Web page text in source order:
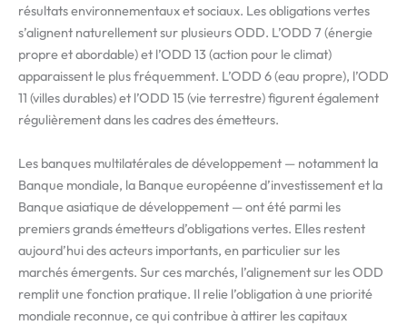
résultats environnementaux et sociaux. Les obligations vertes
s’alignent naturellement sur plusieurs ODD. L’ODD 7 (énergie
propre et abordable) et l’ODD 13 (action pour le climat)
apparaissent le plus fréquemment. L’ODD 6 (eau propre), l’ODD
11 (villes durables) et l’ODD 15 (vie terrestre) figurent également
régulièrement dans les cadres des émetteurs.
Les banques multilatérales de développement — notamment la
Banque mondiale, la Banque européenne d’investissement et la
Banque asiatique de développement — ont été parmi les
premiers grands émetteurs d’obligations vertes. Elles restent
aujourd’hui des acteurs importants, en particulier sur les
marchés émergents. Sur ces marchés, l’alignement sur les ODD
remplit une fonction pratique. Il relie l’obligation à une priorité
mondiale reconnue, ce qui contribue à attirer les capitaux